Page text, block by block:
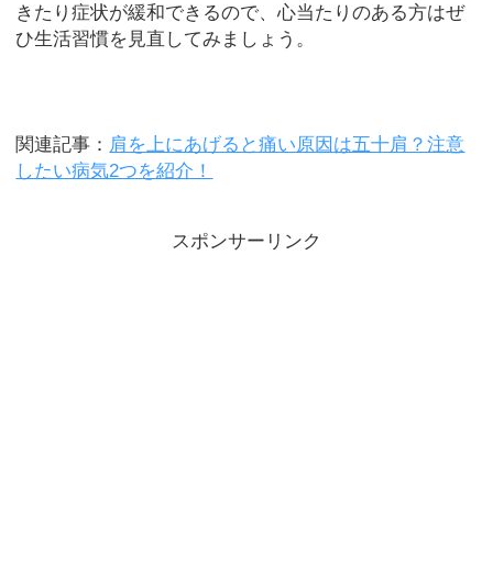
きたり症状が緩和できるので、心当たりのある方はぜ
ひ生活習慣を見直してみましょう。
関連記事： 肩を上にあげると痛い原因は五十肩？注意
したい病気2つを紹介！
スポンサーリンク